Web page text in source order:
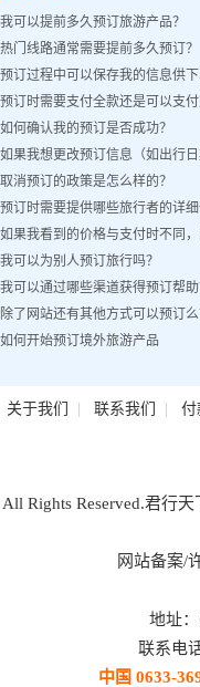
我可以提前多久预订旅游产品？
热门线路通常需要提前多久预订？
预订过程中可以保存我的信息供
吗？
预订时需要支付全款还是可以支付
如何确认我的预订是否成功？
如果我想更改预订信息（如出行
客姓名）怎么办？
取消预订的政策是怎么样的？
预订时需要提供哪些旅行者的详细
如果我看到的价格与支付时不同
办？
我可以为别人预订旅行吗？
我可以通过哪些渠道获得预订帮助
除了网站还有其他方式可以预订么
如何开始预订境外旅游产品
关于我们 | 联系我们 | 付
All Rights Reserved.君行
网站备案/
地址
联系电话
中国 0633-